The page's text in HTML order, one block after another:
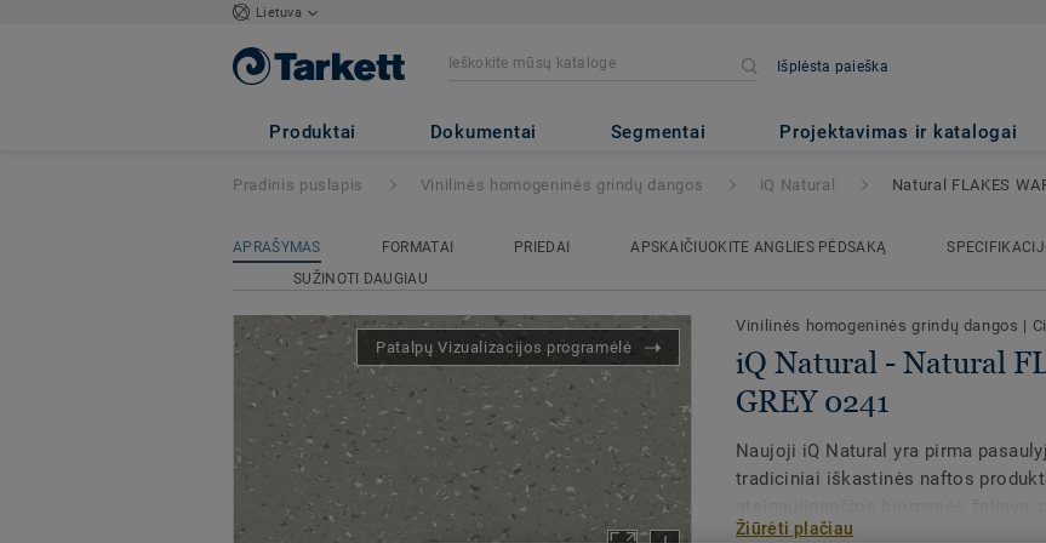
Lietuva
Išplėsta paieška
Produktai Dokumentai Segmentai Projektavimas ir katalogai
iQ Natural - Natural FLAKES WARM GREY
Pradinis puslapis Vinilinės homogeninės grindų dangos iQ Natural Natural FLAKES
APRAŠYMAS FORMATAI PRIEDAI APSKAIČIUOKITE ANGLIES PĖDSAKĄ
SUŽINOTI DAUGIAU
Patalpų Vizualizacijos programėlė
Vinilinės homogeninės grindų dangos |
iQ Natural - Natural
GREY 0241
Naujoji iQ Natural yra pirma
tradiciniai iškastinės naftos
balanso principus.
Žiūrėti plačiau